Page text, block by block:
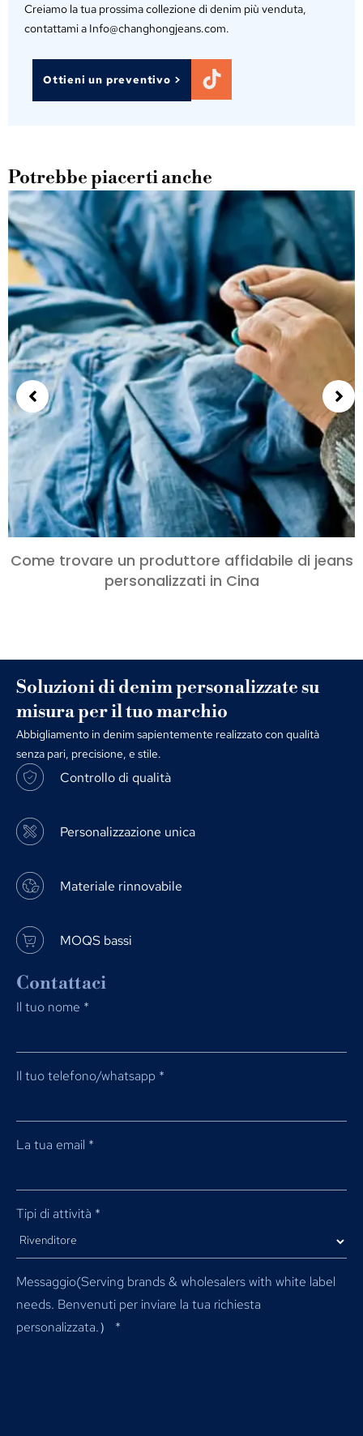
Creiamo la tua prossima collezione di denim più venduta,
contattami a Info@changhongjeans.com.
Ottieni un preventivo >
Potrebbe piacerti anche
Come trovare un produttore affidabile di jeans
personalizzati in Cina
Soluzioni di denim personalizzate su
misura per il tuo marchio
Abbigliamento in denim sapientemente realizzato con qualità
senza pari, precisione, e stile.
Controllo di qualità
Personalizzazione unica
Materiale rinnovabile
MOQS bassi
Contattaci
Il tuo nome *
Il tuo telefono/whatsapp *
La tua email *
Tipi di attività *
Messaggio(Serving brands & wholesalers with white label
needs. Benvenuti per inviare la tua richiesta
personalizzata.）
*